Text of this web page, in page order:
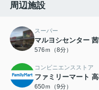
周辺施設
スーパー
マルヨシセンター
576ｍ（8分）
コンビニエンスストア
ファミリーマート
650ｍ（9分）